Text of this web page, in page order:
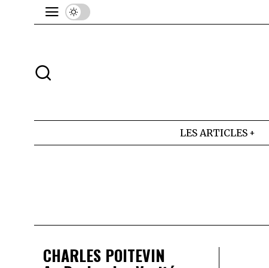
LES ARTICLES
CHARLES POITEVIN